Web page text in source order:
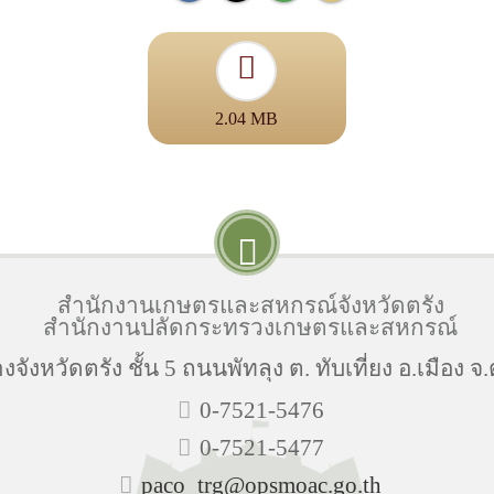
2.04 MB
สำนักงานเกษตรและสหกรณ์จังหวัดตรัง
สำนักงานปลัดกระทรวงเกษตรและสหกรณ์
จังหวัดตรัง ชั้น 5 ถนนพัทลุง ต. ทับเที่ยง อ.เมือง จ.
0-7521-5476
0-7521-5477
paco_trg@opsmoac.go.th